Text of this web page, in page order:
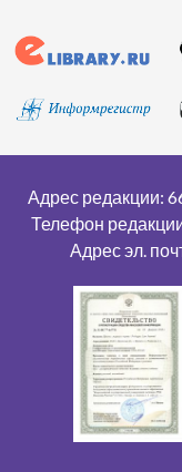
Адрес редакции:
Телефон
Адрес эл.